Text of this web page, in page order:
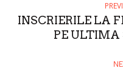
RINSCRIERILE LA
PE ULTIMA